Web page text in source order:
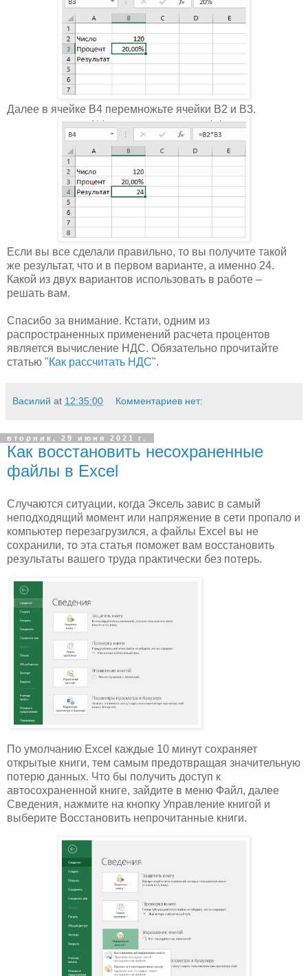
Далее в ячейке B4 перемножьте ячейки B2 и B3.
Если вы все сделали правильно, то вы получите такой
же результат, что и в первом варианте, а именно 24.
Какой из двух вариантов использовать в работе –
решать вам.
Спасибо за внимание. Кстати, одним из
распространенных применений расчета процентов
является вычисление НДС. Обязательно прочитайте
статью "Как рассчитать НДС".
Василий at 12:35:00 Комментариев нет:
вторник, 29 июня 2021 г.
Как восстановить несохраненные
файлы в Excel
Случаются ситуации, когда Эксель завис в самый
неподходящий момент или напряжение в сети пропало и
компьютер перезагрузился, а файлы Excel вы не
сохранили, то эта статья поможет вам восстановить
результаты вашего труда практически без потерь.
По умолчанию Excel каждые 10 минут сохраняет
открытые книги, тем самым предотвращая значительную
потерю данных. Что бы получить доступ к
автосохраненной книге, зайдите в меню Файл, далее
Сведения, нажмите на кнопку Управление книгой и
выберите Восстановить непрочитанные книги.